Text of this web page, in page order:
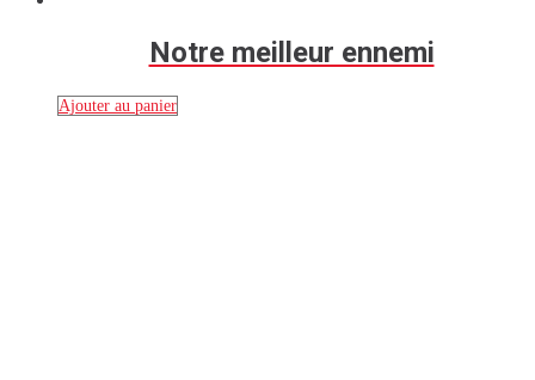
Notre meilleur ennemi
Ajouter au panier